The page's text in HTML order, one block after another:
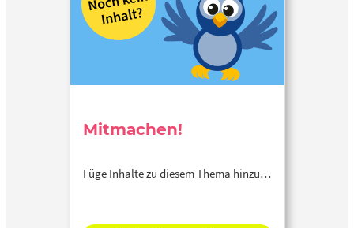
Mitmachen!
Füge Inhalte zu diesem Thema hinzu…